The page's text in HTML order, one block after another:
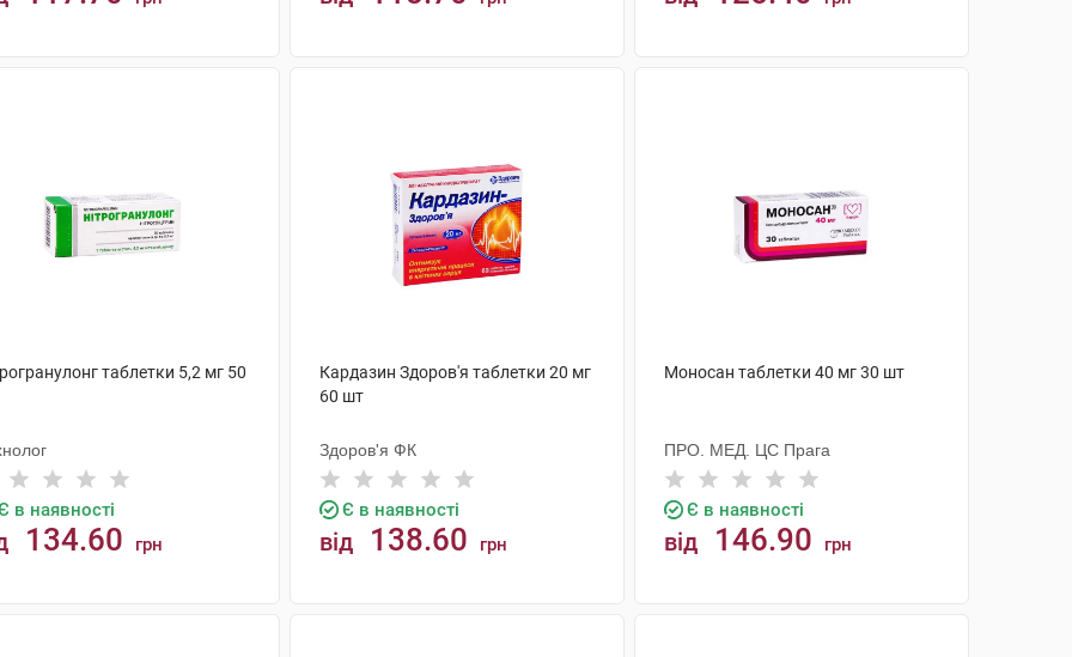
таблетки 5,2 мг 50
в наявності
134.60 грн
Кардазин Здоров'я таблетки 20 мг
60 шт
Здоров'я ФК
Є в наявності
від 138.60 грн
Моносан таблетки 40 мг 30 шт
ПРО. МЕД. ЦС Прага
Є в наявності
від 146.90 грн